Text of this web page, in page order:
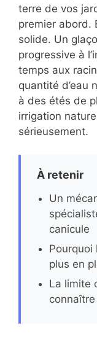
terre de vos
premier abord.
solide. Un
progressive à
temps aux
quantité d’eau
à des étés de
irrigation
sérieusement.
À retenir
Un
canicule
Pourquoi
plus en
La limite